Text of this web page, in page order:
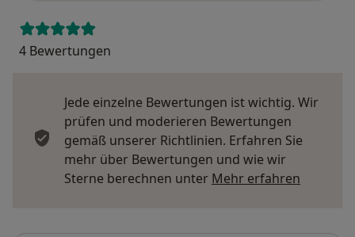
4 Bewertungen
Jede einzelne Bewertungen ist wichtig. Wir
prüfen und moderieren Bewertungen
gemäß unserer Richtlinien. Erfahren Sie
mehr über Bewertungen und wie wir
Sterne berechnen unter Mehr erfahren